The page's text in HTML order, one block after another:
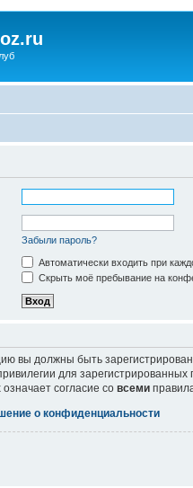
Забыли пароль?
Автоматически входить при
Скрыть моё пребывание на
вы должны быть
для
согласие со всеми
о конфиденциальности